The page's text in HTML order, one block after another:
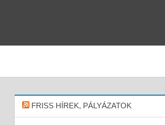
FRISS HÍREK, PÁLYÁZATOK